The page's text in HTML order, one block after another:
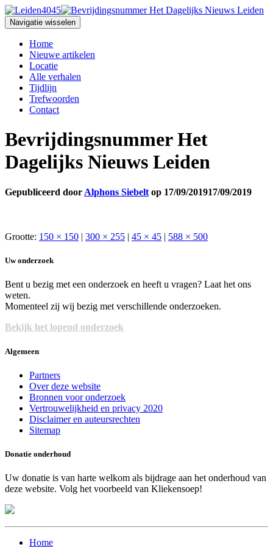
Navigatie wisselen
Home
Nieuwe artikelen
Locatie
Alle verhalen
Tijdlijn
Trefwoorden
Contact
Bevrijdingsnummer Het
Dagelijks Nieuws Leiden
Gepubliceerd door Alphons Siebelt op 17/09/201917/09/2019
Grootte: 150 × 150 | 300 × 255 | 45 × 45 | 588 × 500
Uw onderzoek
Bent u bezig met een onderzoek en heeft u vragen? Laat het ons
weten.
Momenteel zij wij bezig met verschillende onderzoeken.
Bekijk het lopend onderzoek
Algemeen
Partners
Over deze website
Bronnen voor onderzoek
Vertrouwelijkheid en privacy 2020
Disclaimer en auteursrechten
Sitemap
Donatie onderhoud
Uw donatie is van harte welkom als bijdrage aan het onderhoud van
deze website. Volg het voorbeeld van Kliekensoep!
Home